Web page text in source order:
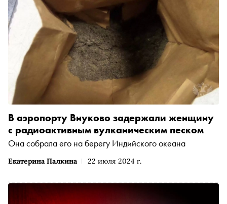
Екатерина Палкина 22 июля 2024 г.
В аэропорту Внуково задержали женщину
с радиоактивным вулканическим песком
Она собрала его на берегу Индийского океана